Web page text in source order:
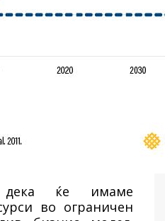
дека ќе имаме
во ограничен